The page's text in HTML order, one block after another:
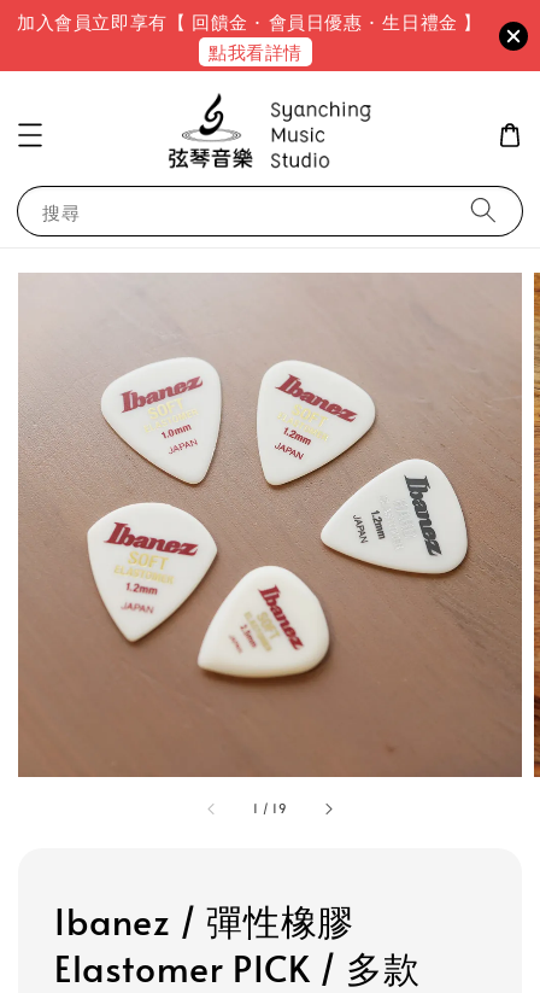
加入會員立即享有【 回饋金 · 會員日優惠 · 生日禮金 】
點我看詳情
搜尋
1 / 19
Ibanez / 彈性橡膠
Elastomer PICK / 多款